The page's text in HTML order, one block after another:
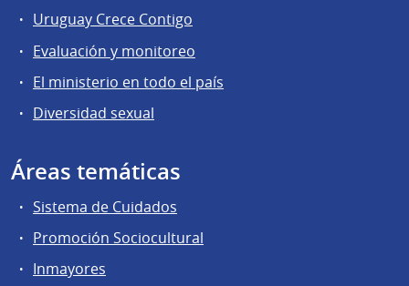
Uruguay Crece Contigo
Evaluación y monitoreo
El ministerio en todo el país
Diversidad sexual
Áreas temáticas
Sistema de Cuidados
Promoción Sociocultural
Inmayores